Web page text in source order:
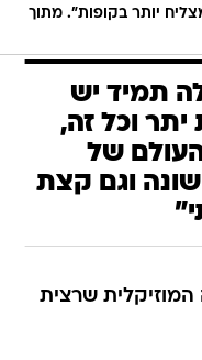
יותר בקופות". מתוך
תמיד יש
יתר וכל זה,
העולם של
וגם קצת
המוזיקלית שרצית